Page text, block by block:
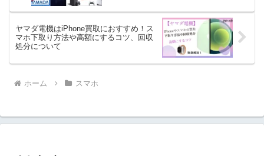
ヤマダ電機はiPhone買取におすすめ！ス
マホ下取り方法や高額にするコツ、回収
処分について
ホーム スマホ